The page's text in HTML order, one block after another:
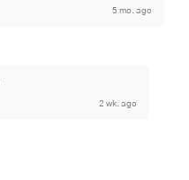
5 mo. ago
2 wk. ago